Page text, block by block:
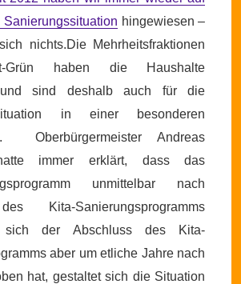
hingewiesen –
nichts.Die Mehrheitsfraktionen
Grün haben die Haushalte
und sind deshalb auch für die
in einer besonderen
Oberbürgermeister Andreas
immer erklärt, dass das
unmittelbar nach
Kita-Sanierungsprogramms
sich der Abschluss des Kita-
aber um etliche Jahre nach
hat, gestaltet sich die Situation